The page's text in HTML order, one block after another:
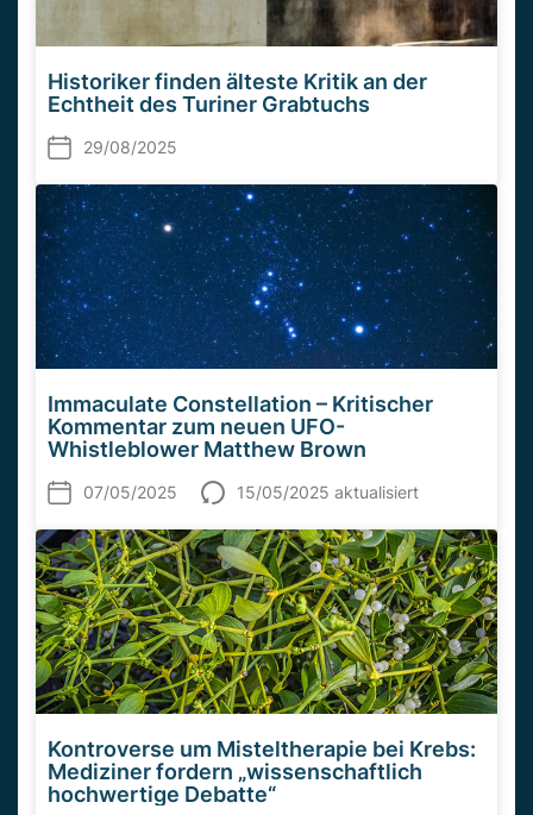
Historiker finden älteste Kritik an der
Echtheit des Turiner Grabtuchs
29/08/2025
Immaculate Constellation – Kritischer
Kommentar zum neuen UFO-
Whistleblower Matthew Brown
07/05/2025 15/05/2025 aktualisiert
Kontroverse um Misteltherapie bei Krebs:
Mediziner fordern „wissenschaftlich
hochwertige Debatte“